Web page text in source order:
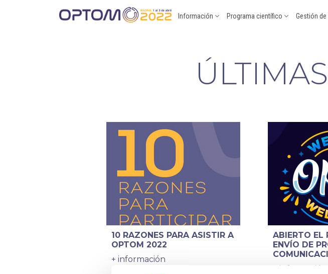
Información Programa científico Gestión
10 RAZONES PARA ASISTIR A
OPTOM 2022
+ información
ABIERTO EL
ENVÍO DE
+ información